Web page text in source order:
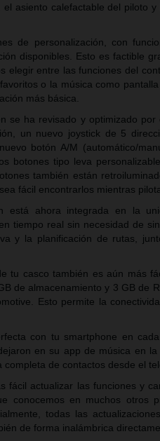
asiento calefactable del piloto
de personalización, con
disponibles. Esto es factible
elegir entre las funciones del
o la música como
más básica.
se ha revisado y optimizado por
un nuevo joystick de 5
botón A/M (automático/
botones tipo leva
también están
fácil encontrarlos mientras
está ahora integrada en la
tiempo real sin necesidad de
y la planificación de rutas,
tu casco también es aún más
de almacenamiento y 3 GB de
Esto permite la
con tu smartphone en
en su app de música en
de contactos desde el
fácil actualizar las funciones y
conocemos en muchos otros
todas las
de forma inalámbrica